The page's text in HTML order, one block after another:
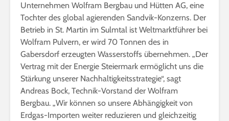
Unternehmen Wolfram Bergbau und Hütten AG, eine
Tochter des global agierenden Sandvik-Konzerns. Der
Betrieb in St. Martin im Sulmtal ist Weltmarktführer bei
Wolfram Pulvern, er wird 70 Tonnen des in
Gabersdorf erzeugten Wasserstoffs übernehmen. „Der
Vertrag mit der Energie Steiermark ermöglicht uns die
Stärkung unserer Nachhaltigkeitsstrategie“, sagt
Andreas Bock, Technik-Vorstand der Wolfram
Bergbau. „Wir können so unsere Abhängigkeit von
Erdgas-Importen weiter reduzieren und gleichzeitig